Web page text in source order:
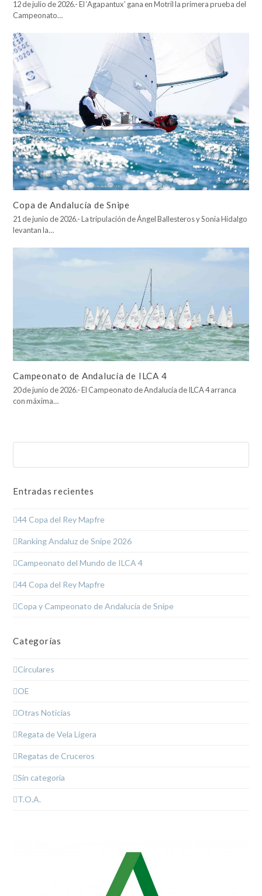
12 de julio de 2026.- El ‘Agapantux’ gana en Motril la primera prueba del
Campeonato…
Copa de Andalucía de Snipe
21 de junio de 2026.- La tripulación de Ángel Ballesteros y Sonia Hidalgo
levantan la…
Campeonato de Andalucía de ILCA 4
20 de junio de 2026.- El Campeonato de Andalucía de ILCA 4 arranca
con máxima…
Entradas recientes
44 Copa del Rey Mapfre
Ranking Andaluz de Snipe 2026
Campeonato del Mundo de ILCA 4
44 Copa del Rey Mapfre
Copa y Campeonato de Andalucía de Snipe
Categorías
Circulares
OE
Otras Noticias
Regata de Vela Ligera
Regatas de Cruceros
Sin categoría
T.O.A.